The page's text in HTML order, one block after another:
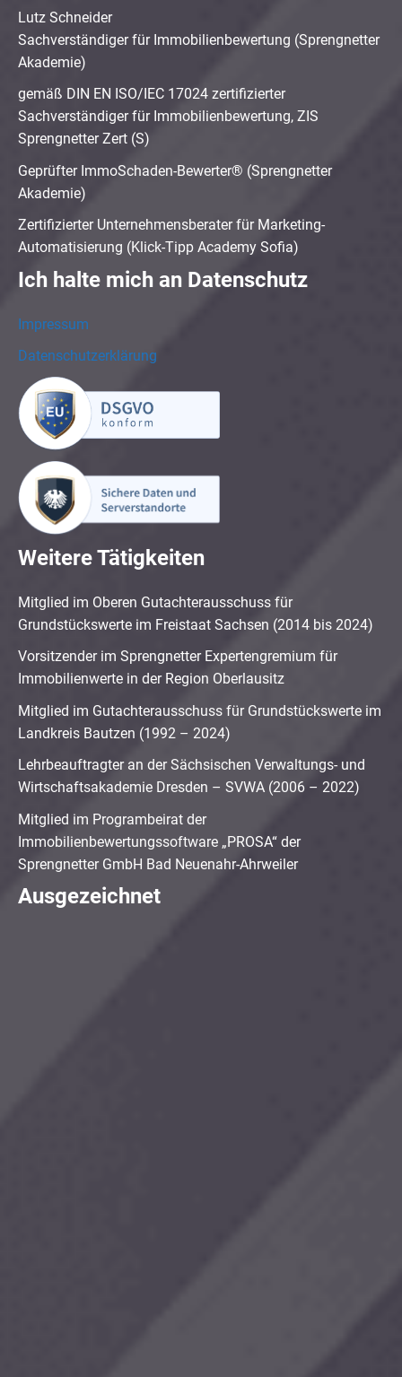
Lutz Schneider
Sachverständiger für Immobilienbewertung (Sprengnetter
Akademie)
gemäß DIN EN ISO/IEC 17024 zertifizierter
Sachverständiger für Immobilienbewertung, ZIS
Sprengnetter Zert (S)
Geprüfter ImmoSchaden-Bewerter® (Sprengnetter
Akademie)
Zertifizierter Unternehmensberater für Marketing-
Automatisierung (Klick-Tipp Academy Sofia)
Ich halte mich an Datenschutz
Impressum
Datenschutzerklärung
Weitere Tätigkeiten
Mitglied im Oberen Gutachterausschuss für
Grundstückswerte im Freistaat Sachsen (2014 bis 2024)
Vorsitzender im Sprengnetter Expertengremium für
Immobilienwerte in der Region Oberlausitz
Mitglied im Gutachterausschuss für Grundstückswerte im
Landkreis Bautzen (1992 – 2024)
Lehrbeauftragter an der Sächsischen Verwaltungs- und
Wirtschaftsakademie Dresden – SVWA (2006 – 2022)
Mitglied im Programbeirat der
Immobilienbewertungssoftware „PROSA“ der
Sprengnetter GmbH Bad Neuenahr-Ahrweiler
Ausgezeichnet